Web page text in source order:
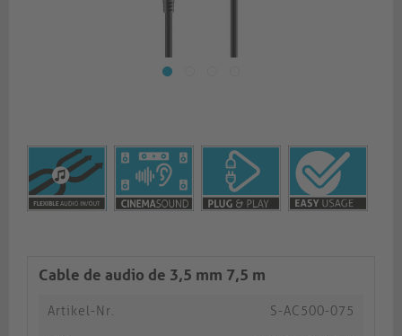
Cable de audio de 3,5 mm 7,5 m
Artikel-Nr. S-AC500-075